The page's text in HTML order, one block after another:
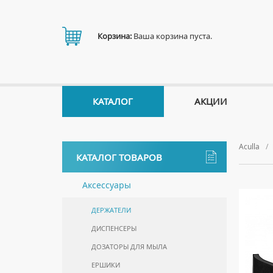
Aculla
КАТАЛОГ ТОВАРОВ
Аксессуары
ДЕРЖАТЕЛИ
ДИСПЕНСЕРЫ
ДОЗАТОРЫ ДЛЯ МЫЛА
ЕРШИКИ
Корзина: Ваша корзина пуста.
КАТАЛОГ АКЦИИ